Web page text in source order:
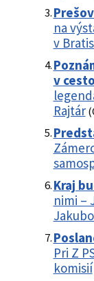
na
v
v
Rajtár
Kraj
nimi –
Pri Z
komisií